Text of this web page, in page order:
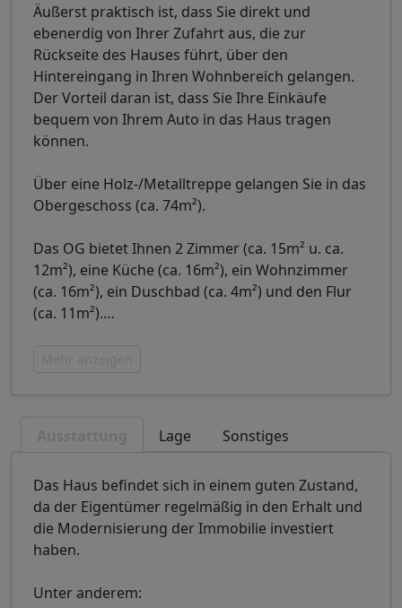
Äußerst praktisch ist, dass Sie direkt und
ebenerdig von Ihrer Zufahrt aus, die zur
Rückseite des Hauses führt, über den
Hintereingang in Ihren Wohnbereich gelangen.
Der Vorteil daran ist, dass Sie Ihre Einkäufe
bequem von Ihrem Auto in das Haus tragen
können.
Über eine Holz-/Metalltreppe gelangen Sie in das
Obergeschoss (ca. 74m²).
Das OG bietet Ihnen 2 Zimmer (ca. 15m² u. ca.
12m²), eine Küche (ca. 16m²), ein Wohnzimmer
(ca. 16m²), ein Duschbad (ca. 4m²) und den Flur
(ca. 11m²).…
Lage Sonstiges
Das Haus befindet sich in einem guten Zustand,
da der Eigentümer regelmäßig in den Erhalt und
die Modernisierung der Immobilie investiert
haben.
Unter anderem: